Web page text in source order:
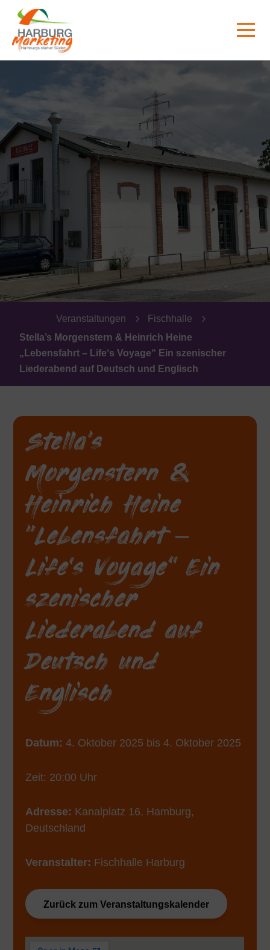
Veranstaltungen 5 Fischhalle 5
Stella’s Morgenstern & Heinrich Heine
„Lebensfahrt – Life‘s Voyage“ Ein szenischer
Liederabend auf Deutsch und Englisch
Stella’s
Morgenstern &
Heinrich Heine
„Lebensfahrt –
Life‘s Voyage“ Ein
szenischer
Liederabend auf
Deutsch und
Englisch
Datum: 4. Oktober 2025 bis 4. Oktober 2025
Zeit: 20:00 Uhr
Adresse: Kanalplatz 16, Hamburg,
Deutschland
Veranstalter: Fischhalle Harburg
Zurück zum Veranstaltungskalender